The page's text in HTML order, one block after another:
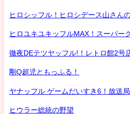
ヒロシッフル！ヒロシデース山さん
ヒロユキユキッフルMAX！スーパー
徹夜DEテツヤッフル!！レトロ館2号
剛Q超児ともっふる！
ヤナッフル ゲームだいすき6！放送局
ヒウラー総統の野望